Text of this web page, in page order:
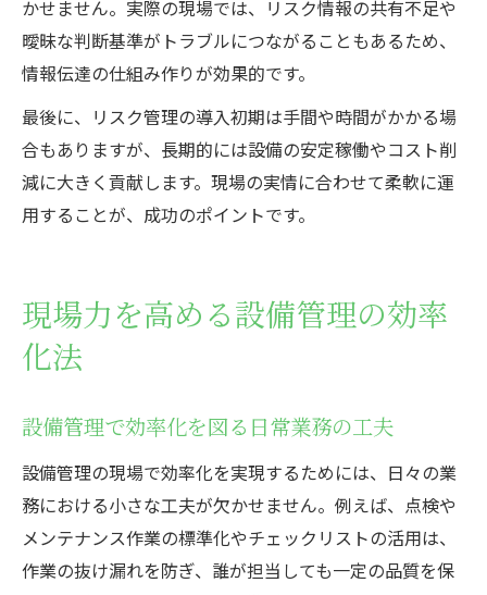
かせません。実際の現場では、リスク情報の共有不足や
曖昧な判断基準がトラブルにつながることもあるため、
情報伝達の仕組み作りが効果的です。
最後に、リスク管理の導入初期は手間や時間がかかる場
合もありますが、長期的には設備の安定稼働やコスト削
減に大きく貢献します。現場の実情に合わせて柔軟に運
用することが、成功のポイントです。
現場力を高める設備管理の効率
化法
設備管理で効率化を図る日常業務の工夫
設備管理の現場で効率化を実現するためには、日々の業
務における小さな工夫が欠かせません。例えば、点検や
メンテナンス作業の標準化やチェックリストの活用は、
作業の抜け漏れを防ぎ、誰が担当しても一定の品質を保